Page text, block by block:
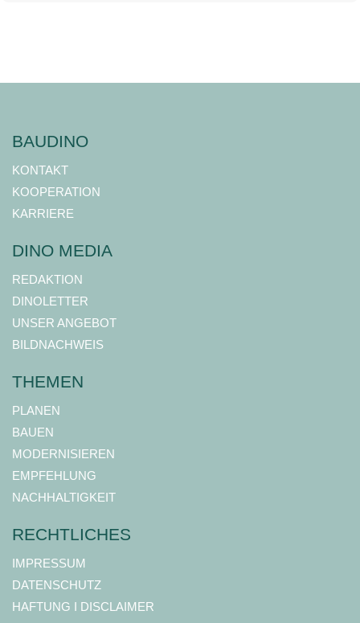
BAUDINO
KONTAKT
KOOPERATION
KARRIERE
DINO MEDIA
REDAKTION
DINOLETTER
UNSER ANGEBOT
BILDNACHWEIS
THEMEN
PLANEN
BAUEN
MODERNISIEREN
EMPFEHLUNG
NACHHALTIGKEIT
RECHTLICHES
IMPRESSUM
DATENSCHUTZ
HAFTUNG I DISCLAIMER